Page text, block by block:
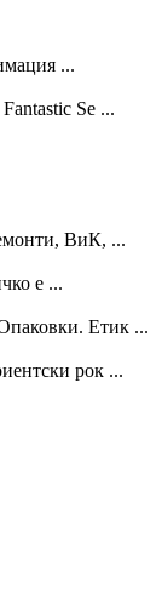
...
Se ...
ВиК, ...
е ...
Етик ...
рок ...